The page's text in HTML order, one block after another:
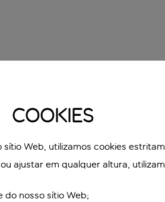
COOKIES
Web, utilizamos cookies
ajustar em qualquer altura,
do nosso sítio Web;